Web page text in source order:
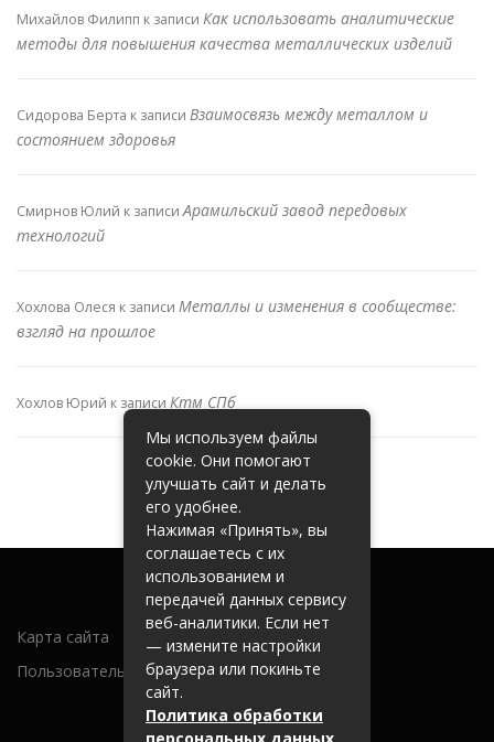
Михайлов Филипп к записи Как использовать аналитические
методы для повышения качества металлических изделий
Сидорова Берта к записи Взаимосвязь между металлом и
состоянием здоровья
Смирнов Юлий к записиАрамильский завод передовых
технологий
Хохлова Олеся к записи Металлы и изменения в сообществе:
взгляд на прошлое
Хохлов Юрий к записи Ктм СПб
Карта сайта
Пользовательское соглашение
Мы используем файлы
cookie. Они помогают
улучшать сайт и делать
его удобнее.
Нажимая «Принять», вы
соглашаетесь с их
использованием и
передачей данных сервису
веб-аналитики. Если нет
— измените настройки
браузера или покиньте
сайт.
Политика обработки